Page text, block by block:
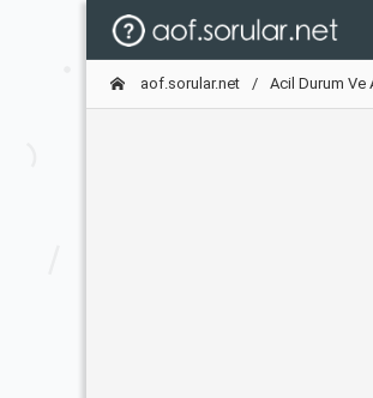
aof.sorular.net Acil Durum Ve